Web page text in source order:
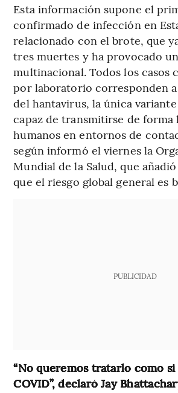
Esta información supone el
confirmado de infección en
relacionado con el brote, que
tres muertes y ha provocado
multinacional. Todos los casos
por laboratorio corresponden a
del hantavirus, la única
capaz de transmitirse de
humanos en entornos de
según informó el viernes la
Mundial de la Salud, que
que el riesgo global general es
PUBLICIDAD
“No queremos tratarlo como
COVID”, declaró Jay